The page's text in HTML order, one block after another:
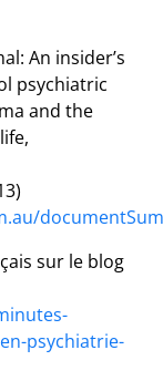
An insider’s
psychiatric
and the
sur le blog
psychiatrie-